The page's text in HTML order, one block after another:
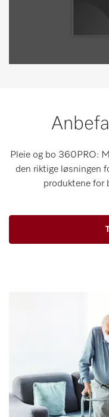
Pleie og bo 360PRO:
den riktige løsningen
produktene for